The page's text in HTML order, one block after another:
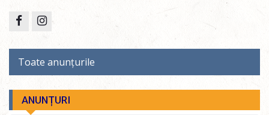
Toate anunțurile
ANUNȚURI